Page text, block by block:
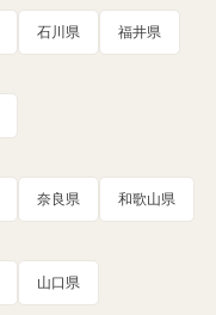
石川県 福井県
奈良県 和歌山県
山口県